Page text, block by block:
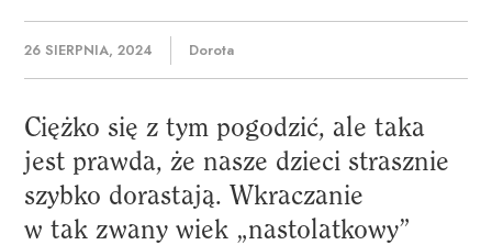
26 SIERPNIA, 2024 Dorota
Ciężko się z tym pogodzić, ale taka
jest prawda, że nasze dzieci strasznie
szybko dorastają. Wkraczanie
w tak zwany wiek „nastolatkowy”